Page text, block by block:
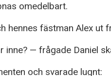
omedelbart.
hennes fästman Alex
inne? — frågade Daniel
och svarade lugnt: